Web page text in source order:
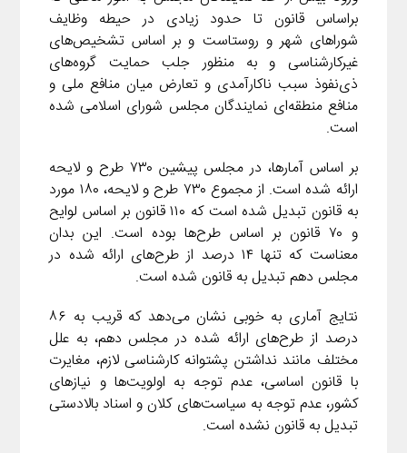
i
n
k
d
I
n
e
g
r
a
m
i
l
i
n
t
براساس قانون تا حدود زیادی در حیطه وظایف
شوراهای شهر و روستاست و بر اساس تشخیص‌های
غیرکارشناسی و به منظور جلب حمایت گروه‌های
ذی‌نفوذ سبب ناکارآمدی و تعارض میان منافع ملی و
منافع منطقه‌ای نمایندگان مجلس شورای اسلامی شده
است.
بر اساس آمارها، در مجلس پیشین ۷۳۰ طرح و لایحه
ارائه شده است. از مجموع ۷۳۰ طرح و لایحه، ۱۸۰ مورد
به قانون تبدیل شده است که ۱۱۰ قانون بر اساس لوایح
و ۷۰ قانون بر اساس طرح‌ها بوده است. این بدان
معناست که تنها ۱۴ درصد از طرح‌های ارائه شده در
مجلس دهم تبدیل به قانون شده است.
نتایج آماری به خوبی نشان می‌دهد که قریب به ۸۶
درصد از طرح‌های ارائه شده در مجلس دهم، به علل
مختلف مانند نداشتن پشتوانه کارشناسی لازم، مغایرت
با قانون اساسی، عدم توجه به اولویت‌ها و نیازهای
کشور، عدم توجه به سیاست‌های کلان و اسناد بالادستی
تبدیل به قانون نشده است.